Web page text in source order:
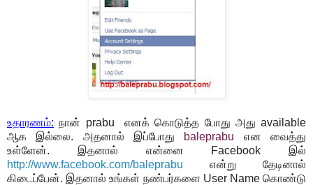
உதாரணம்: நான் prabu எனக் கொடுத்த போது அது available
ஆக இல்லை. அதனால் இப்போது baleprabu என வைத்து
உள்ளேன். இதனால் என்னை Facebook இல்
http://www.facebook.com/baleprabu என்று தேடினால்
கிடைப்பேன். இதனால் உங்கள் நண்பர்களை User Name கொண்டு